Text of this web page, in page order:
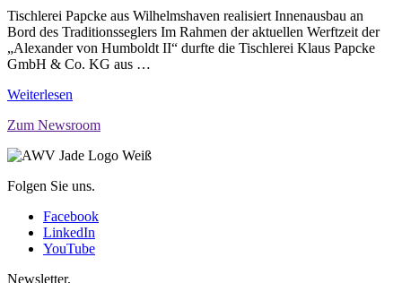
Tischlerei Papcke aus Wilhelmshaven realisiert Innenausbau an
Bord des Traditionsseglers Im Rahmen der aktuellen Werftzeit der
„Alexander von Humboldt II“ durfte die Tischlerei Klaus Papcke
GmbH & Co. KG aus …
Weiterlesen
Zum Newsroom
Folgen Sie uns.
Facebook
LinkedIn
YouTube
Newsletter.